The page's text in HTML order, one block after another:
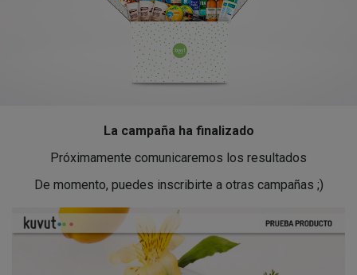
La campaña ha finalizado
Próximamente comunicaremos los resultados
De momento, puedes inscribirte a otras campañas ;)